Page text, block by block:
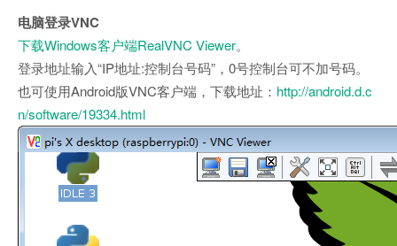
电脑登录VNC
下载Windows客户端RealVNC Viewer。
登录地址输入“IP地址:控制台号码”，0号控制台可不加号码。
也可使用Android版VNC客户端，下载地址： http://android.d.c
n/software/19334.html